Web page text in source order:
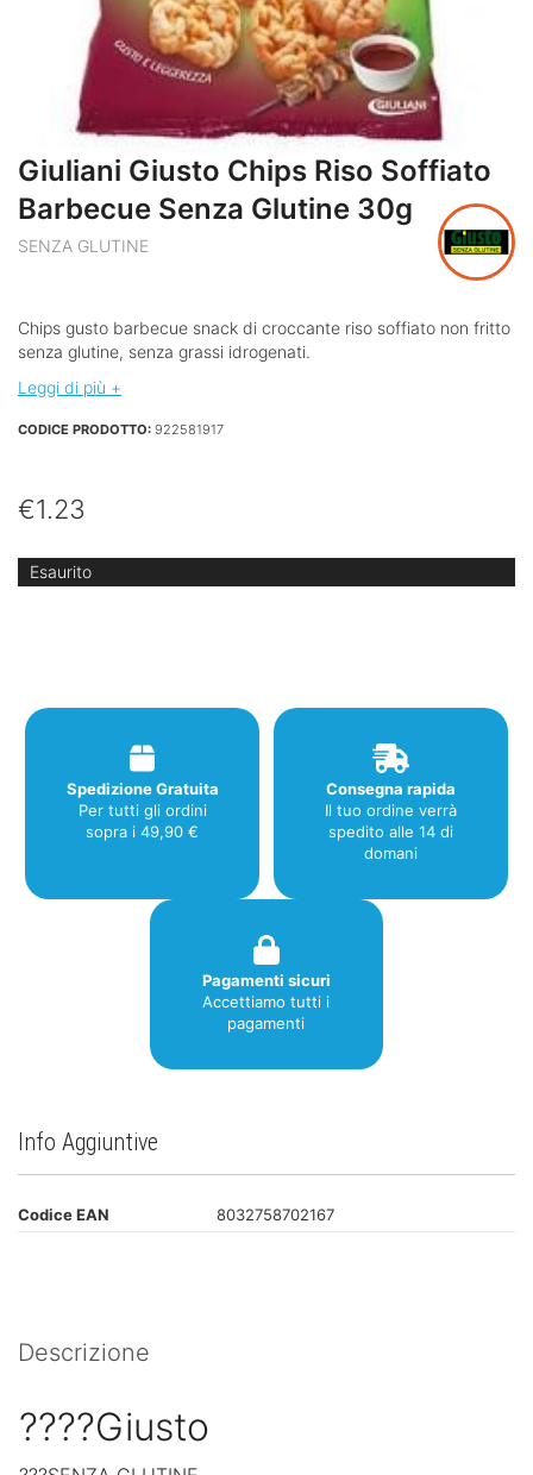
Giuliani Giusto Chips Riso Soffiato
Barbecue Senza Glutine 30g
SENZA GLUTINE
Chips gusto barbecue snack di croccante riso soffiato non fritto
senza glutine, senza grassi idrogenati.
Leggi di più +
CODICE PRODOTTO: 922581917
€1.23
Esaurito
Spedizione Gratuita
Per tutti gli ordini
sopra i 49,90 €
Consegna rapida
Il tuo ordine verrà
spedito alle 14 di
domani
Pagamenti sicuri
Accettiamo tutti i
pagamenti
Info Aggiuntive
Codice EAN 8032758702167
Descrizione
????Giusto